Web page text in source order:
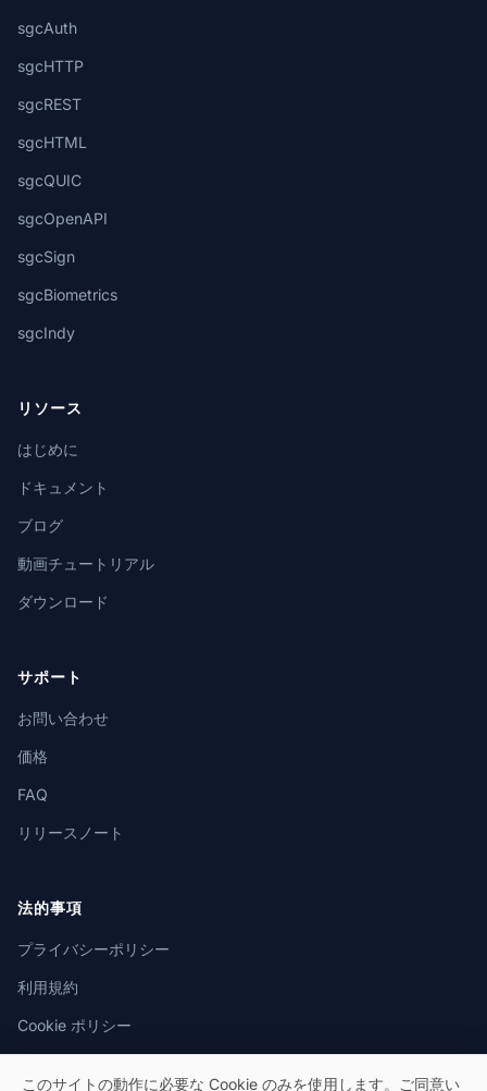
sgcAuth
sgcHTTP
sgcREST
sgcHTML
sgcQUIC
sgcOpenAPI
sgcSign
sgcBiometrics
sgcIndy
リソース
はじめに
ドキュメント
ブログ
動画チュートリアル
ダウンロード
サポート
お問い合わせ
価格
FAQ
リリースノート
法的事項
プライバシーポリシー
利用規約
Cookie ポリシー
このサイトの動作に必要な Cookie のみを使用します。ご同意い